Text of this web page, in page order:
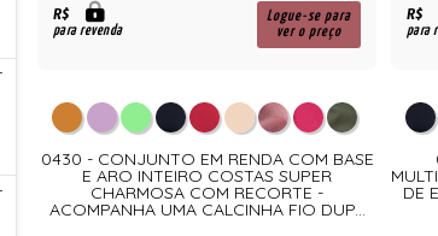
R$
para revenda
Logue-se para
ver o preço
0430 - CONJUNTO EM RENDA COM BASE
E ARO INTEIRO COSTAS SUPER
CHARMOSA COM RECORTE -
ACOMPANHA UMA CALCINHA FIO DUP...
R$
para
DE